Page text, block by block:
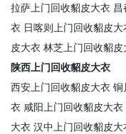
拉萨上门回收貂皮大衣 昌
衣 日喀则上门回收貂皮大
皮大衣 林芝上门回收貂皮
陕西上门回收貂皮大衣
西安上门回收貂皮大衣 铜
衣 咸阳上门回收貂皮大衣
大衣 汉中上门回收貂皮大